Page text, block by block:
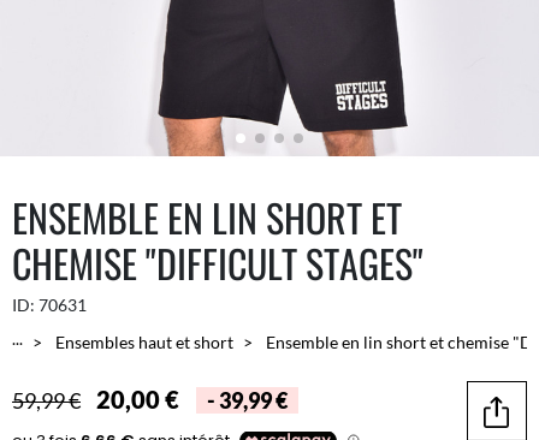
ENSEMBLE EN LIN SHORT ET
CHEMISE "DIFFICULT STAGES"
ID: 70631
...
Ensembles haut et short Ensemble en lin short et chemise
59,99 € 20,00 € - 39,99 €